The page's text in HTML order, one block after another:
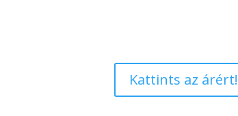
Kattints az árért!